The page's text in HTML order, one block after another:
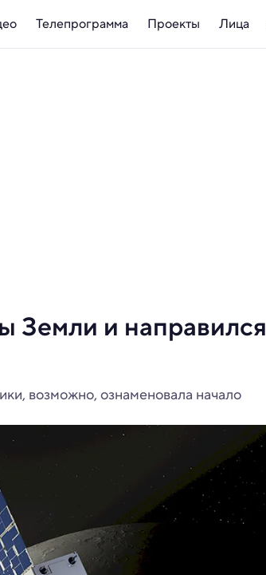
Телепрограмма Проекты Лица
Земли и направился
возможно, ознаменовала начало